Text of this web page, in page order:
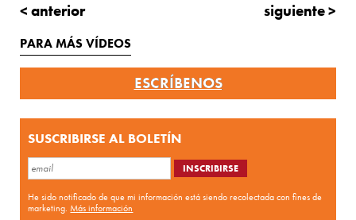
< anterior siguiente >
PARA MÁS VÍDEOS
ESCRÍBENOS
SUSCRIBIRSE AL BOLETÍN
He sido notificado de que mi información está siendo recolectada con fines de
marketing.Más información